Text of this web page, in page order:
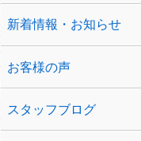
新着情報・お知らせ
お客様の声
スタッフブログ